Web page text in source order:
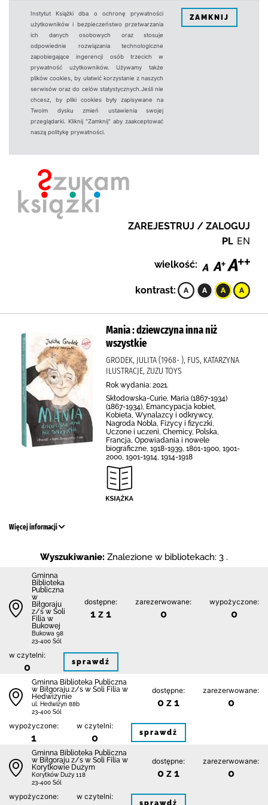
Instytut Książki dba o ochronę prywatności
użytkowników i bezpieczeństwo przetwarzania
ich danych osobowych oraz stosuje
odpowiednie rozwiązania technologiczne
zapobiegające ingerencji osób trzecich w
prywatność użytkowników. Używamy także
plików cookies, by ułatwić korzystanie z naszych
serwisów oraz do celów statystycznych.Jeśli nie
chcesz, by pliki cookies były zapisywane na
Twoim dysku zmień ustawienia swojej
przeglądarki. Kliknij "Zamknij" aby zaakceptować
naszą politykę prywatności.
ZAMKNIJ
ZAREJESTRUJ / ZALOGUJ
PL EN
wielkość:
kontrast:
Mania : dziewczyna inna niż
wszystkie
GRODEK, JULITA (1968- ), FUS, KATARZYNA
ILUSTRACJE, ZUZU TOYS
Rok wydania: 2021.
Skłodowska-Curie, Maria (1867-1934)
(1867-1934), Emancypacja kobiet,
Kobieta, Wynalazcy i odkrywcy,
Nagroda Nobla, Fizycy i fizyczki,
Uczone i uczeni, Chemicy, Polska,
Francja, Opowiadania i nowele
biograficzne, 1918-1939, 1801-1900, 1901-
2000, 1901-1914, 1914-1918
Więcej informacji
Wyszukiwanie: Znalezione w bibliotekach: 3 .
Gminna
Biblioteka
Publiczna
w
Biłgoraju
z/s w Soli
Filia w
Bukowej
Bukowa 98
23-400 Sól
dostępne:
1 z 1
zarezerwowane:
0
wypożyczone:
0
w czytelni:
0 sprawdź
Gminna Biblioteka Publiczna
w Biłgoraju z/s w Soli Filia w
Hedwiżynie
ul. Hedwiżyn 88b
23-400 Sól
dostępne:
0 z 1
zarezerwowane:
0
wypożyczone:
1
w czytelni:
0 sprawdź
Gminna Biblioteka Publiczna
w Biłgoraju z/s w Soli Filia w
Korytkowie Dużym
Korytków Duży 118
23-400 Sól
dostępne:
0 z 1
zarezerwowane:
0
wypożyczone: w czytelni:
sprawdź